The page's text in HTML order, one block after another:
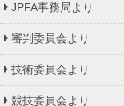
JPFA事務局より
審判委員会より
技術委員会より
競技委員会より